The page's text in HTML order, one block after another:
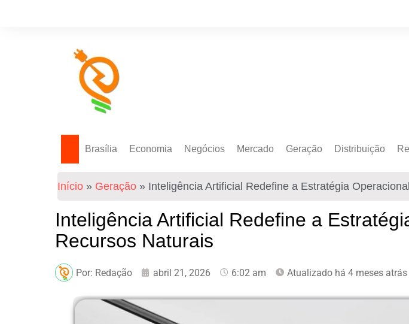
Brasília Economia
Tecnologia
Negócios
Empresas
Investimentos
Token
Mercado
Mercado Livre
Geração
Autoprodução
Distribuição
Início » Geração » Inteligência Artificial Redefine a Estratégia
Inteligência Artificial Redefine a
Recursos Naturais
Por: Redação abril 21, 2026 6:02 am Atualizado há 4 meses atrás